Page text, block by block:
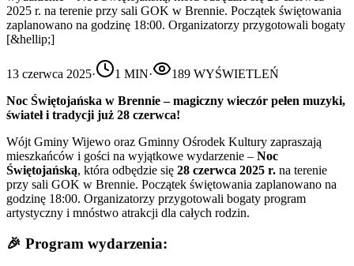
2025 r. na terenie przy sali GOK w Brennie. Początek świętowania
zaplanowano na godzinę 18:00. Organizatorzy przygotowali bogaty
[&hellip;]
13 czerwca 2025· 1 MIN· 189 WYŚWIETLEŃ
Noc Świętojańska w Brennie – magiczny wieczór pełen muzyki,
świateł i tradycji już 28 czerwca!
Wójt Gminy Wijewo oraz Gminny Ośrodek Kultury zapraszają
mieszkańców i gości na wyjątkowe wydarzenie – Noc
Świętojańską, która odbędzie się 28 czerwca 2025 r. na terenie
przy sali GOK w Brennie. Początek świętowania zaplanowano na
godzinę 18:00. Organizatorzy przygotowali bogaty program
artystyczny i mnóstwo atrakcji dla całych rodzin.
🎉 Program wydarzenia: